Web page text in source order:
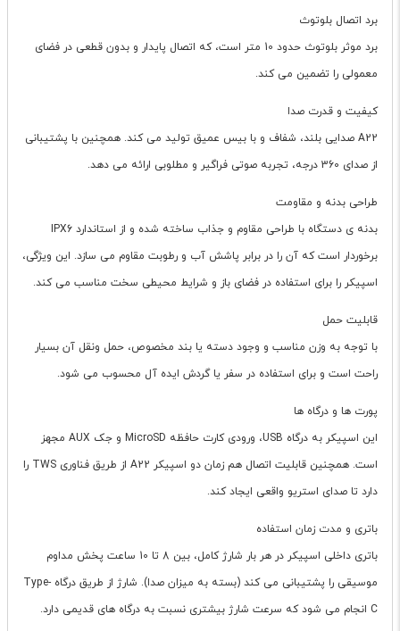
برد اتصال بلوتوث
برد موثر بلوتوث حدود 10 متر است، که اتصال پایدار و بدون قطعی در فضای
معمولی را تضمین می کند.
کیفیت و قدرت صدا
A22 صدایی بلند، شفاف و با بیس عمیق تولید می کند. همچنین با پشتیبانی
از صدای 360 درجه، تجربه صوتی فراگیر و مطلوبی ارائه می دهد.
طراحی بدنه و مقاومت
بدنه ی دستگاه با طراحی مقاوم و جذاب ساخته شده و از استاندارد IPX6
برخوردار است که آن را در برابر پاشش آب و رطوبت مقاوم می سازد. این ویژگی،
اسپیکر را برای استفاده در فضای باز و شرایط محیطی سخت مناسب می کند.
قابلیت حمل
با توجه به وزن مناسب و وجود دسته یا بند مخصوص، حمل ونقل آن بسیار
راحت است و برای استفاده در سفر یا گردش ایده آل محسوب می شود.
پورت ها و درگاه ها
این اسپیکر به درگاه USB، ورودی کارت حافظه MicroSD و جک AUX مجهز
است. همچنین قابلیت اتصال هم زمان دو اسپیکر A22 از طریق فناوری TWS را
دارد تا صدای استریو واقعی ایجاد کند.
باتری و مدت زمان استفاده
باتری داخلی اسپیکر در هر بار شارژ کامل، بین 8 تا 10 ساعت پخش مداوم
موسیقی را پشتیبانی می کند (بسته به میزان صدا). شارژ از طریق درگاه Type-
C انجام می شود که سرعت شارژ بیشتری نسبت به درگاه های قدیمی دارد.